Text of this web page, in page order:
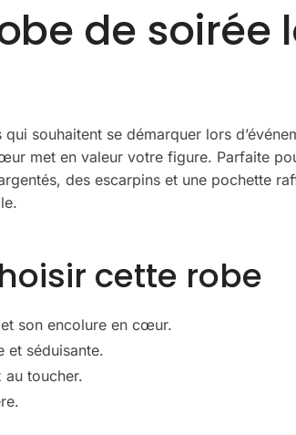
de soirée
souhaitent se démarquer lors
met en valeur votre figure. Parfaite
des escarpins et une pochette
cette robe
son encolure en cœur.
et séduisante.
toucher.